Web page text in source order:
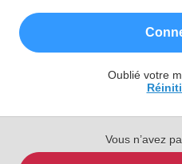
Oublié votre
Vous n’avez